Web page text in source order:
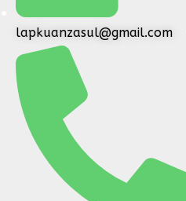
lapkuanzasul@gmail.com